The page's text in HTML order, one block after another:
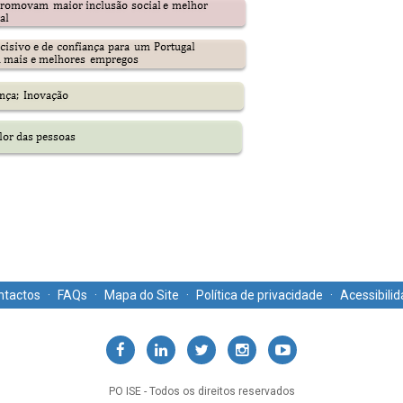
· FAQs · Mapa do Site · Política de privacidade ·
PO ISE - Todos os direitos reservados